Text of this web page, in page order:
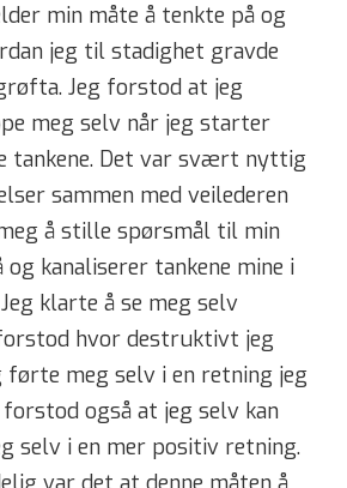
min måte å tenkte på og
jeg til stadighet gravde
Jeg forstod at jeg
meg selv når jeg starter
tankene. Det var svært nyttig
sammen med veilederen
å stille spørsmål til min
og kanaliserer tankene mine i
klarte å se meg selv
hvor destruktivt jeg
førte meg selv i en retning jeg
forstod også at jeg selv kan
selv i en mer positiv retning.